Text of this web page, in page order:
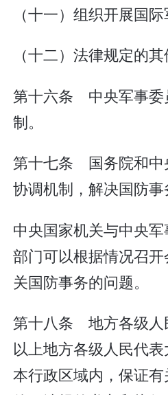
（十一）组织开展国
（十二）法律规定的其
第十六条 中央军事委
制。
第十七条 国务院和中
协调机制，解决国防事
中央国家机关与中央
部门可以根据情况召
关国防事务的问题。
第十八条 地方各级人
以上地方各级人民代
本行政区域内，保证